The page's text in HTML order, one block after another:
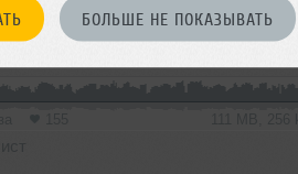
БОЛЬШЕ НЕ ПОКАЗЫВАТЬ